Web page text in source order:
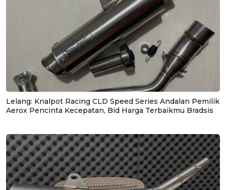
Lelang: Knalpot Racing CLD Speed Series Andalan Pemilik
Aerox Pencinta Kecepatan, Bid Harga Terbaikmu Bradsis